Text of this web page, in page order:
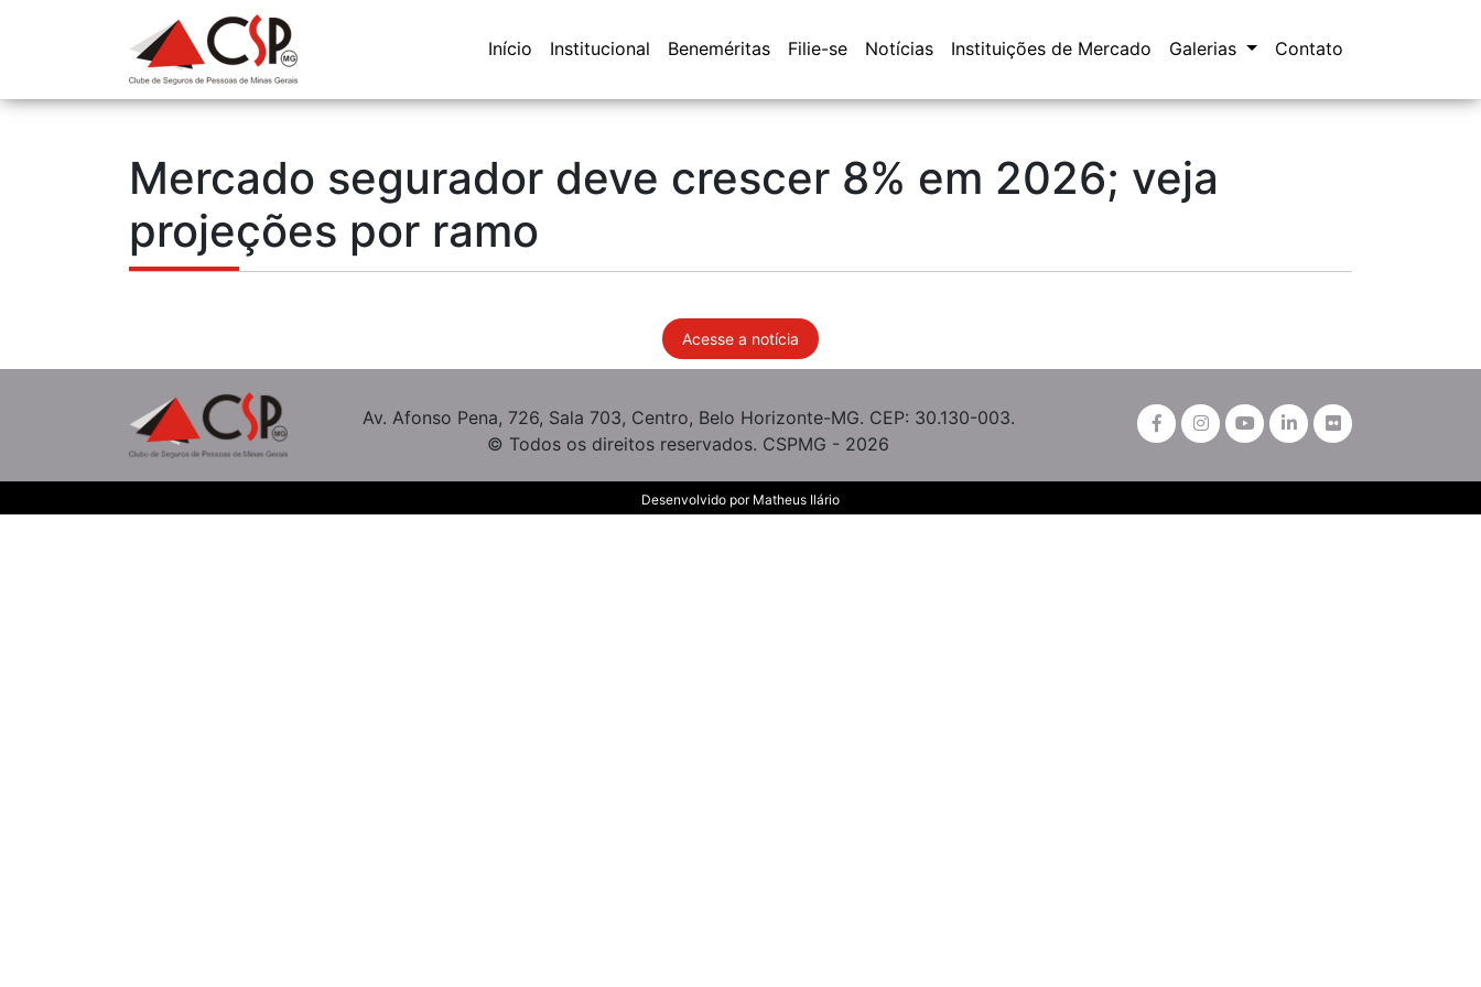
Início Institucional Beneméritas Filie-se Notícias Instituições de Mercado Galerias Contato
Mercado segurador deve crescer 8% em 2026; veja
projeções por ramo
Acesse a notícia
Av. Afonso Pena, 726, Sala 703, Centro, Belo Horizonte-MG. CEP: 30.130-003.
© Todos os direitos reservados. CSPMG - 2026
Desenvolvido por Matheus Ilário